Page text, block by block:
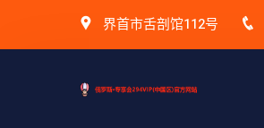
界首市舌剖馆112号